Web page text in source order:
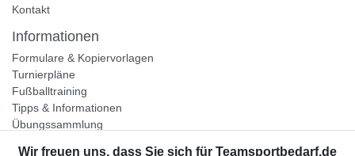
Kontakt
Informationen
Formulare & Kopiervorlagen
Turnierpläne
Fußballtraining
Tipps & Informationen
Übungssammlung
Unternehmen